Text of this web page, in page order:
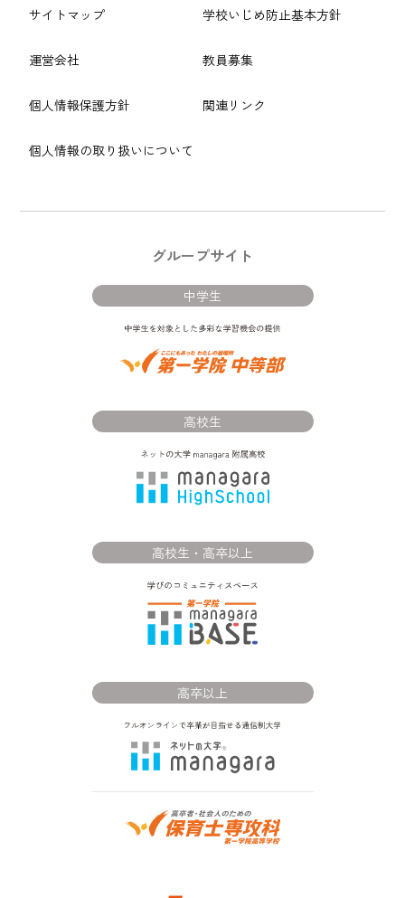
サイトマップ
運営会社
個人情報保護方針
個人情報の取り扱いについて
学校いじめ防止基本方針
教員募集
関連リンク
グループサイト
中学生
高校生
高校生・高卒以上
高卒以上